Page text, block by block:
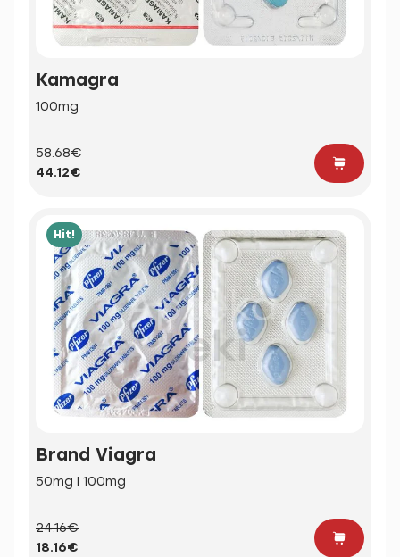
Kamagra
100mg
58.68€
44.12€
Hit!
Brand Viagra
50mg | 100mg
24.16€
18.16€